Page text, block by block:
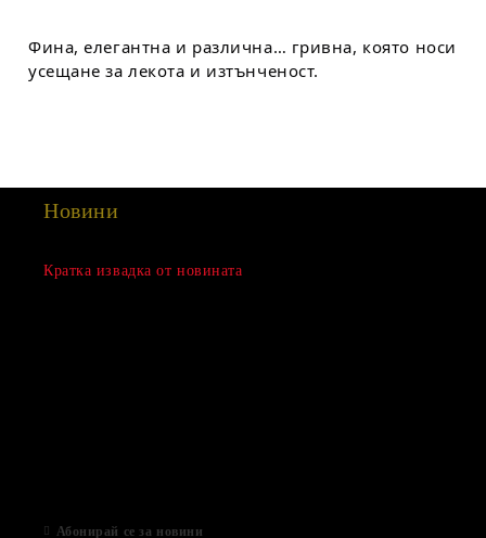
Фина, елегантна и различна… гривна, която носи
усещане за лекота и изтънченост.
Новини
Кратка извадка от новината
Абонирай се за новини